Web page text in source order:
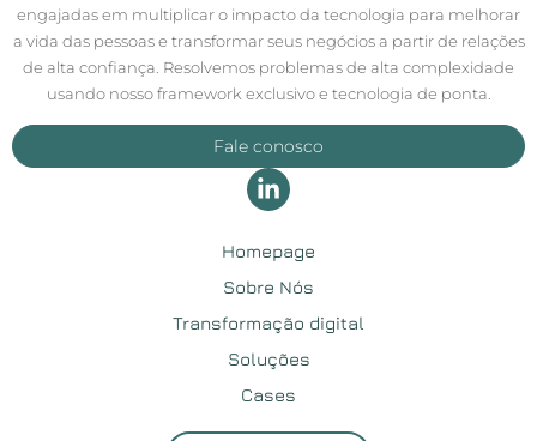
engajadas em multiplicar o impacto da tecnologia para melhorar
a vida das pessoas e transformar seus negócios a partir de relações
de alta confiança. Resolvemos problemas de alta complexidade
usando nosso framework exclusivo e tecnologia de ponta.
Fale conosco
Homepage
Sobre Nós
Transformação digital
Soluções
Cases